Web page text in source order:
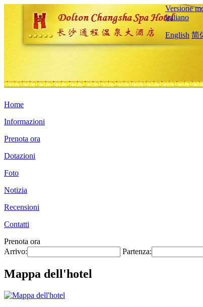
Versione
Italiano
English 简
Home
Informazioni
Prenota ora
Dotazioni
Foto
Notizia
Recensioni
Contatti
Prenota ora
Arrivo:
Partenza:
Mappa dell'hotel